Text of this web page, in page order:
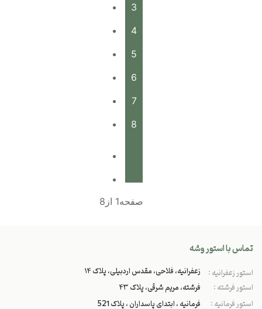
3
4
5
6
7
8
صفحه1 از8
تماس با استور وشه
استور زعفرانیه : زعفرانیه، فلاحی، مقدس اردبیلی، پلاک ۱۴
استور فرشته :
فرشته، مریم شرقی، پلاک ۴۳
استور فرمانیه :
فرمانیه ، ابتدای پاسداران ، پلاک 521